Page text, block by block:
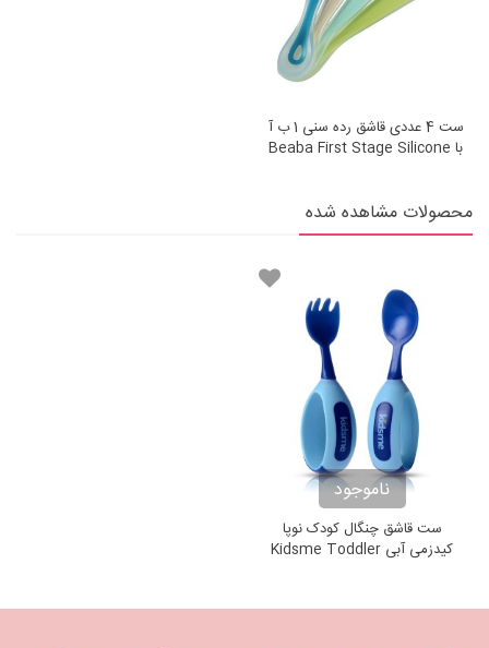
ست 4 عددی قاشق رده سنی 1 ب آ
با Beaba First Stage Silicone
محصولات مشاهده شده
ناموجود
ست قاشق چنگال کودک نوپا
کیدزمی آبی Kidsme Toddler